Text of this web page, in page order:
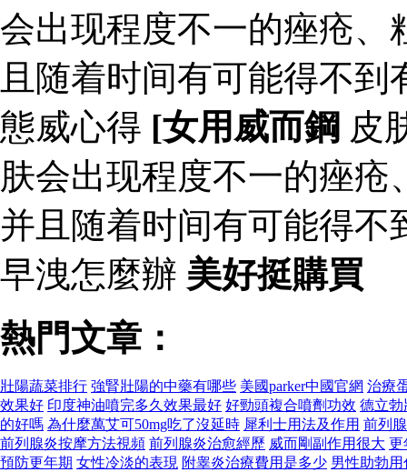
会出现程度不一的痤疮、
且随着时间有可能得不
態威心得 [女用威而鋼 皮
肤会出现程度不一的痤
并且随着时间有可能得
早洩怎麼辦 美好挺購買
熱門文章：
壯陽蔬菜排行 強腎壯陽的中藥有哪些 美國parker中國官網 治療
效果好 印度神油噴完多久效果最好 好勁頭複合噴劑功效 德立勃
的好嗎 為什麼萬艾可50mg吃了沒延時 犀利士用法及作用 前列
前列腺炎按摩方法視頻 前列腺炎治愈經歷 威而剛副作用很大 更
預防更年期 女性冷淡的表現 附睾炎治療費用是多少 男性助勃